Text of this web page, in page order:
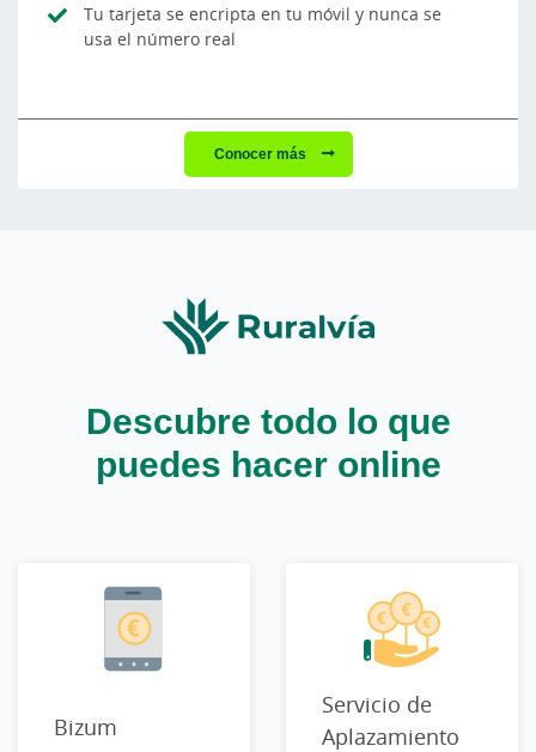
Tu tarjeta se encripta en tu móvil y nunca se
usa el número real
Conocer más
Descubre todo lo que
puedes hacer online
Bizum
Servicio de
Aplazamiento